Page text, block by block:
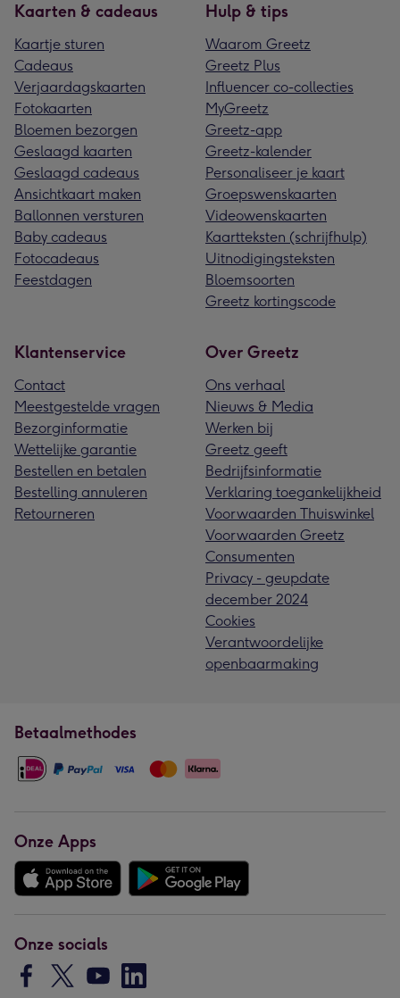
Kaarten & cadeaus
Kaartje sturen
Cadeaus
Verjaardagskaarten
Fotokaarten
Bloemen bezorgen
Geslaagd kaarten
Geslaagd cadeaus
Ansichtkaart maken
Ballonnen versturen
Baby cadeaus
Fotocadeaus
Feestdagen
Hulp & tips
Waarom Greetz
Greetz Plus
Influencer co-collecties
MyGreetz
Greetz-app
Greetz-kalender
Personaliseer je kaart
Groepswenskaarten
Videowenskaarten
Kaartteksten (schrijfhulp)
Uitnodigingsteksten
Bloemsoorten
Greetz kortingscode
Klantenservice
Contact
Meestgestelde vragen
Bezorginformatie
Wettelijke garantie
Bestellen en betalen
Bestelling annuleren
Retourneren
Over Greetz
Ons verhaal
Nieuws & Media
Werken bij
Greetz geeft
Bedrijfsinformatie
Verklaring toegankelijkheid
Voorwaarden Thuiswinkel
Voorwaarden Greetz
Consumenten
Privacy - geupdate
december 2024
Cookies
Verantwoordelijke
openbaarmaking
Betaalmethodes
Onze Apps
Onze socials